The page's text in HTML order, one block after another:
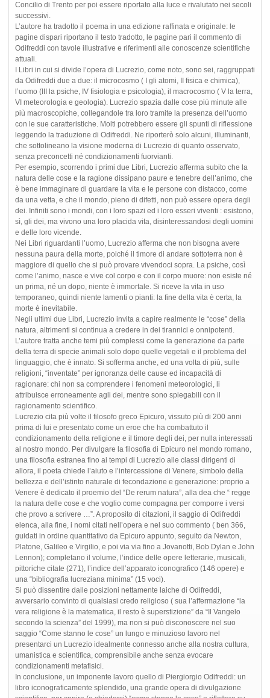
Concilio di Trento per poi essere riportato alla luce e rivalutato nei secoli
successivi.
L’autore ha tradotto il poema in una edizione raffinata e originale: le
pagine dispari riportano il testo tradotto, le pagine pari il commento di
Odifreddi con tavole illustrative e riferimenti alle conoscenze scientifiche
attuali.
I Libri in cui si divide l’opera di Lucrezio, come noto, sono sei, raggruppati
da Odifreddi due a due: il microcosmo ( I gli atomi, II fisica e chimica),
l’uomo (III la psiche, IV fisiologia e psicologia), il macrocosmo ( V la terra,
VI meteorologia e geologia). Lucrezio spazia dalle cose più minute alle
più macroscopiche, collegandole tra loro tramite la presenza dell’uomo
con le sue caratteristiche. Molti potrebbero essere gli spunti di riflessione
leggendo la traduzione di Odifreddi. Ne riporterò solo alcuni, illuminanti,
che sottolineano la visione moderna di Lucrezio di quanto osservato,
senza preconcetti né condizionamenti fuorvianti.
Per esempio, scorrendo i primi due Libri, Lucrezio afferma subito che la
natura delle cose e la ragione dissipano paure e tenebre dell’animo, che
è bene immaginare di guardare la vita e le persone con distacco, come
da una vetta, e che il mondo, pieno di difetti, non può essere opera degli
dei. Infiniti sono i mondi, con i loro spazi ed i loro esseri viventi : esistono,
sì, gli dei, ma vivono una loro placida vita, disinteressandosi degli uomini
e delle loro vicende.
Nei Libri riguardanti l’uomo, Lucrezio afferma che non bisogna avere
nessuna paura della morte, poiché il timore di andare sottoterra non è
maggiore di quello che si può provare vivendoci sopra. La psiche, così
come l’animo, nasce e vive col corpo e con il corpo muore: non esiste né
un prima, né un dopo, niente è immortale. Si riceve la vita in uso
temporaneo, quindi niente lamenti o pianti: la fine della vita è certa, la
morte è inevitabile.
Negli ultimi due Libri, Lucrezio invita a capire realmente le “cose” della
natura, altrimenti si continua a credere in dei tirannici e onnipotenti.
L’autore tratta anche temi più complessi come la generazione da parte
della terra di specie animali solo dopo quelle vegetali e il problema del
linguaggio, che è innato. Si sofferma anche, ed una volta di più, sulle
religioni, “inventate” per ignoranza delle cause ed incapacità di
ragionare: chi non sa comprendere i fenomeni meteorologici, li
attribuisce erroneamente agli dei, mentre sono spiegabili con il
ragionamento scientifico.
Lucrezio cita più volte il filosofo greco Epicuro, vissuto più di 200 anni
prima di lui e presentato come un eroe che ha combattuto il
condizionamento della religione e il timore degli dei, per nulla interessati
al nostro mondo. Per divulgare la filosofia di Epicuro nel mondo romano,
una filosofia estranea fino ai tempi di Lucrezio alle classi dirigenti di
allora, il poeta chiede l’aiuto e l’intercessione di Venere, simbolo della
bellezza e dell’istinto naturale di fecondazione e generazione: proprio a
Venere è dedicato il proemio del “De rerum natura”, alla dea che “ regge
la natura delle cose e che voglio come compagna per comporre i versi
che provo a scrivere …”. A proposito di citazioni, il saggio di Odifreddi
elenca, alla fine, i nomi citati nell’opera e nel suo commento ( ben 366,
guidati in ordine quantitativo da Epicuro appunto, seguito da Newton,
Platone, Galileo e Virgilio, e poi via via fino a Jovanotti, Bob Dylan e John
Lennon); completano il volume, l’indice delle opere letterarie, musicali,
pittoriche citate (271), l’indice dell’apparato iconografico (146 opere) e
una “bibliografia lucreziana minima” (15 voci).
Si può dissentire dalle posizioni nettamente laiche di Odifreddi,
avversario convinto di qualsiasi credo religioso ( sua l’affermazione “la
vera religione è la matematica, il resto è superstizione” da “Il Vangelo
secondo la scienza” del 1999), ma non si può disconoscere nel suo
saggio “Come stanno le cose” un lungo e minuzioso lavoro nel
presentarci un Lucrezio idealmente connesso anche alla nostra cultura,
umanistica e scientifica, comprensibile anche senza evocare
condizionamenti metafisici.
In conclusione, un imponente lavoro quello di Piergiorgio Odifreddi: un
libro iconograficamente splendido, una grande opera di divulgazione